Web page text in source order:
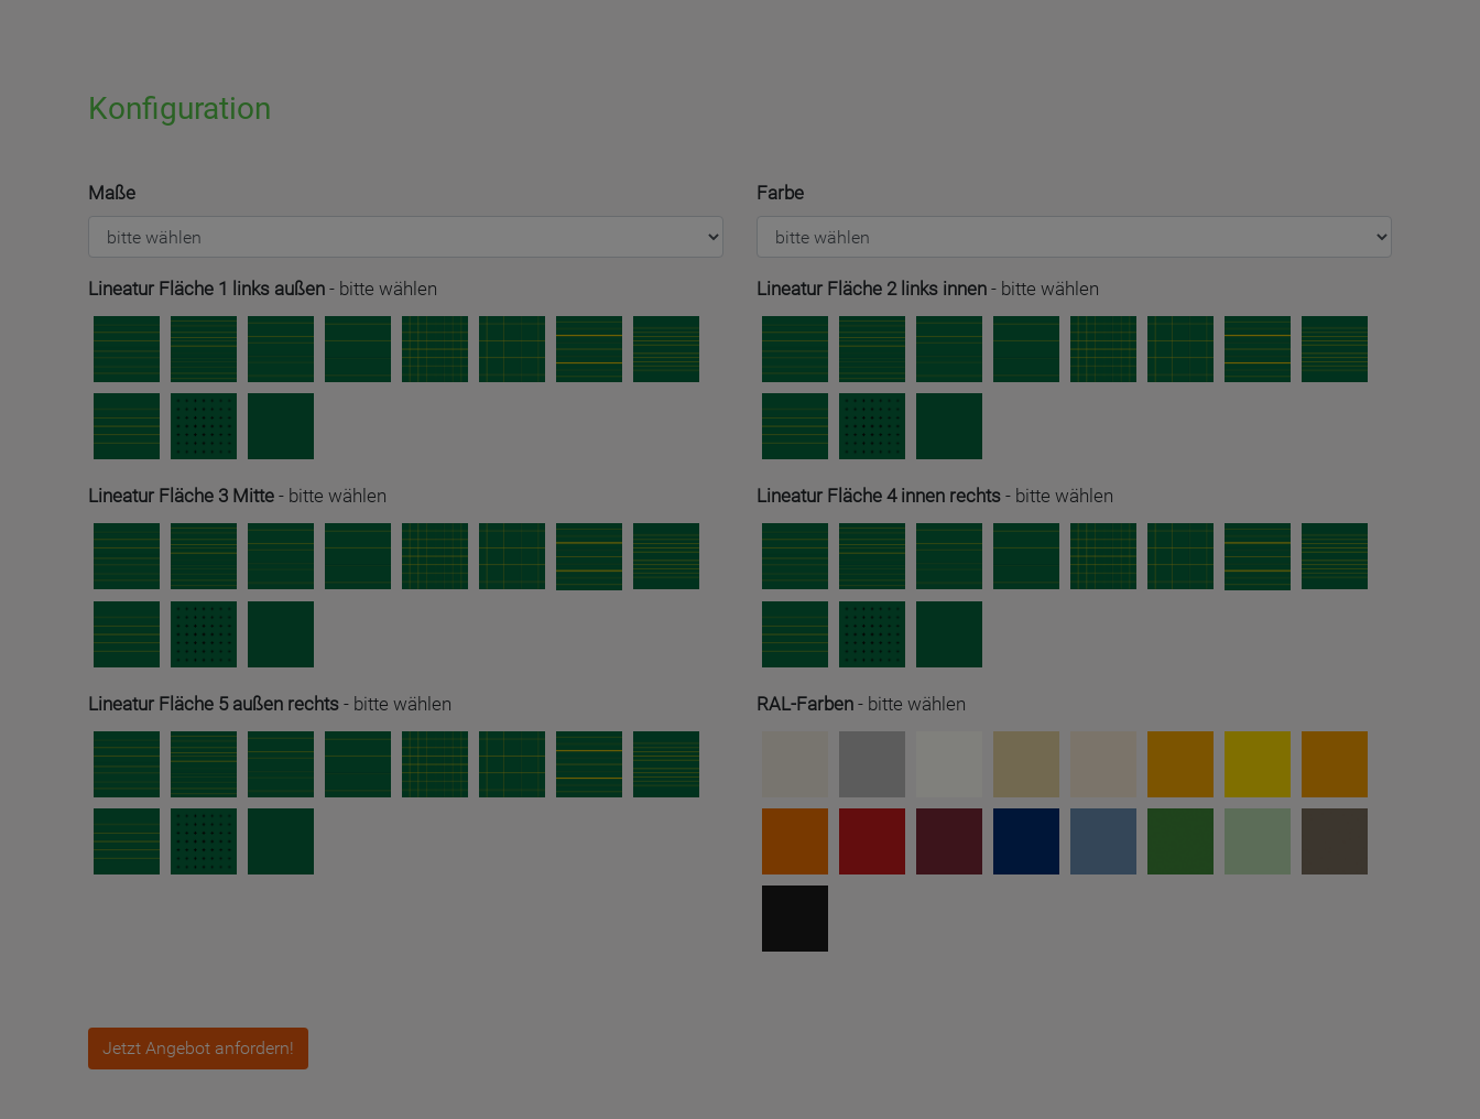
Konfiguration
Maße Farbe
Lineatur Fläche 1 links außen - bitte wählen Lineatur Fläche 2 links innen - bitte wählen
Lineatur Fläche 3 Mitte - bitte wählen Lineatur Fläche 4 innen rechts - bitte wählen
Lineatur Fläche 5 außen rechts - bitte wählen RAL-Farben - bitte wählen
Jetzt Angebot anfordern!